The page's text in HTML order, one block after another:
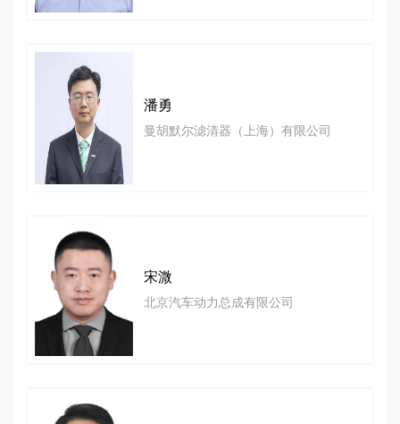
潘勇
曼胡默尔滤清器（上海）有限公司
宋溦
北京汽车动力总成有限公司